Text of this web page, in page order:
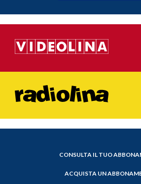
CONSULTA IL TUO
ACQUISTA UN